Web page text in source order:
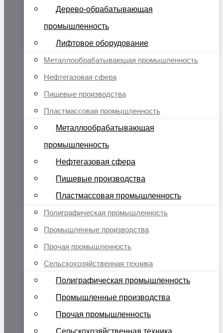
Дерево-обрабатывающая
промышленность
Лифтовое оборудование
Металлообрабатывающая промышленность
Нефтегазовая сфера
Пищевые производства
Пластмассовая промышленность
Металлообрабатывающая
промышленность
Нефтегазовая сфера
Пищевые производства
Пластмассовая промышленность
Полиграфическая промышленность
Промышленные производства
Прочая промышленность
Сельскохозяйственная техника
Полиграфическая промышленность
Промышленные производства
Прочая промышленность